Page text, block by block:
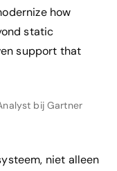
how
static
support that
bij Gartner
niet alleen